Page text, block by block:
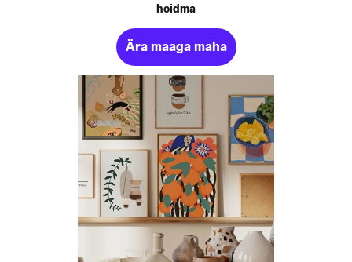
hoidma
Ära maaga maha